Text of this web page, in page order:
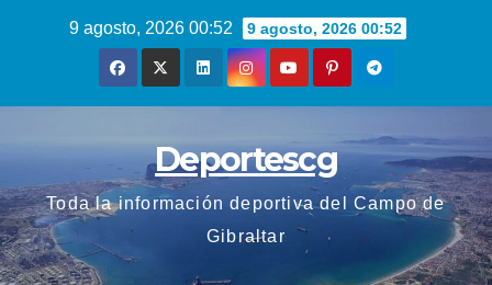
9 agosto, 2026 00:52 9 agosto, 2026 00:52
Deportescg
Toda la información deportiva del Campo de
Gibraltar